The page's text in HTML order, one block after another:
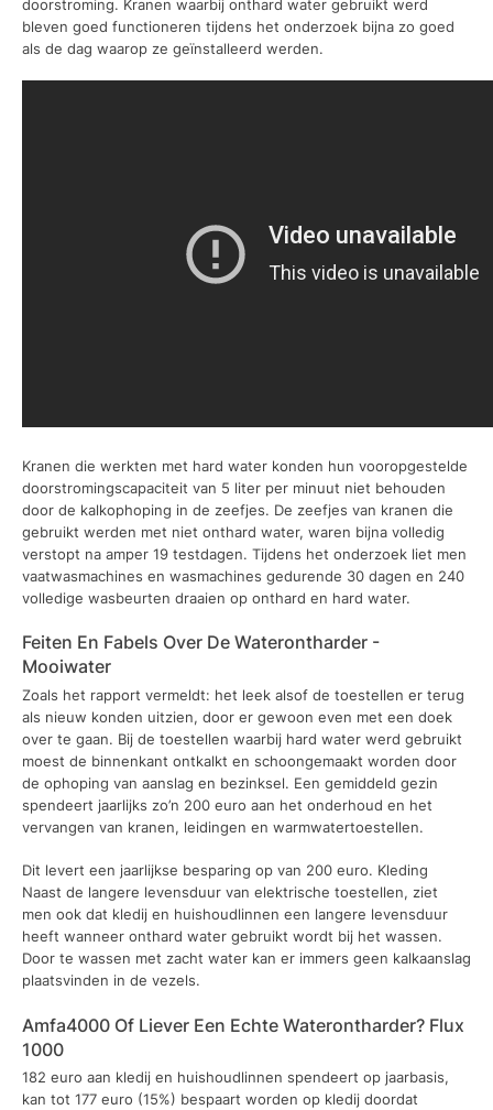
doorstroming. Kranen waarbij onthard water gebruikt werd
bleven goed functioneren tijdens het onderzoek bijna zo goed
als de dag waarop ze geïnstalleerd werden.
Kranen die werkten met hard water konden hun vooropgestelde
doorstromingscapaciteit van 5 liter per minuut niet behouden
door de kalkophoping in de zeefjes. De zeefjes van kranen die
gebruikt werden met niet onthard water, waren bijna volledig
verstopt na amper 19 testdagen. Tijdens het onderzoek liet men
vaatwasmachines en wasmachines gedurende 30 dagen en 240
volledige wasbeurten draaien op onthard en hard water.
Feiten En Fabels Over De Waterontharder -
Mooiwater
Zoals het rapport vermeldt: het leek alsof de toestellen er terug
als nieuw konden uitzien, door er gewoon even met een doek
over te gaan. Bij de toestellen waarbij hard water werd gebruikt
moest de binnenkant ontkalkt en schoongemaakt worden door
de ophoping van aanslag en bezinksel. Een gemiddeld gezin
spendeert jaarlijks zo’n 200 euro aan het onderhoud en het
vervangen van kranen, leidingen en warmwatertoestellen.
Dit levert een jaarlijkse besparing op van 200 euro. Kleding
Naast de langere levensduur van elektrische toestellen, ziet
men ook dat kledij en huishoudlinnen een langere levensduur
heeft wanneer onthard water gebruikt wordt bij het wassen.
Door te wassen met zacht water kan er immers geen kalkaanslag
plaatsvinden in de vezels.
Amfa4000 Of Liever Een Echte Waterontharder? Flux
1000
182 euro aan kledij en huishoudlinnen spendeert op jaarbasis,
kan tot 177 euro (15%) bespaart worden op kledij doordat